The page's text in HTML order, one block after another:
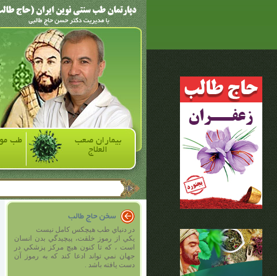
طب
بیماران صعب
العلاج
در دنياي طب هيچکس کامل نيست
يکي از رموز خلقت، پيچيدگي بدن انسان
است ، که تا کنون هيچ مرکز پزشکي در
جهان نمي تواند ادعا کند که به رموز آن
دست يافته باشد .